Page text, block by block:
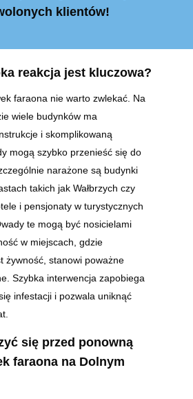
klientów!
reakcja jest kluczowa?
faraona nie warto zwlekać. Na
wiele budynków ma
i skomplikowaną
mogą szybko przenieść się do
narażone są budynki
takich jak Wałbrzych czy
i pensjonaty w turystycznych
te mogą być nosicielami
w miejscach, gdzie
żywność, stanowi poważne
Szybka interwencja zapobiega
infestacji i pozwala uniknąć
się przed ponowną
faraona na Dolnym